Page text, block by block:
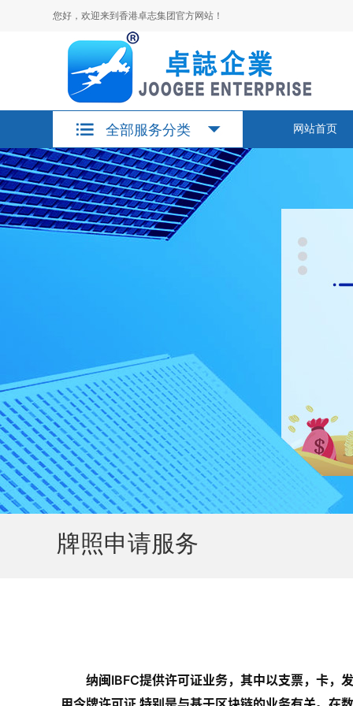
您好，欢迎来到香港卓志集团官方网站！
全部服务分类 网站首页
牌照申请服务
纳闽IBFC提供许可证业务，其中以支票，卡，